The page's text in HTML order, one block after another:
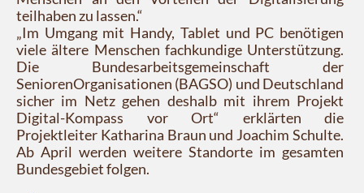
teilhaben zu lassen.“
„Im Umgang mit Handy, Tablet und PC benötigen
viele ältere Menschen fachkundige Unterstützung.
Die Bundesarbeitsgemeinschaft der
SeniorenOrganisationen (BAGSO) und Deutschland
sicher im Netz gehen deshalb mit ihrem Projekt
Digital-Kompass vor Ort“ erklärten die
Projektleiter Katharina Braun und Joachim Schulte.
Ab April werden weitere Standorte im gesamten
Bundesgebiet folgen.